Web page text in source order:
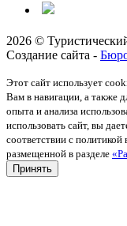
2026 ©
Создание сайта -
Этот сайт использует
Вам в навигации, а также
опыта и анализа
использовать сайт, вы
соответствии с
размещенной в разделе
Принять